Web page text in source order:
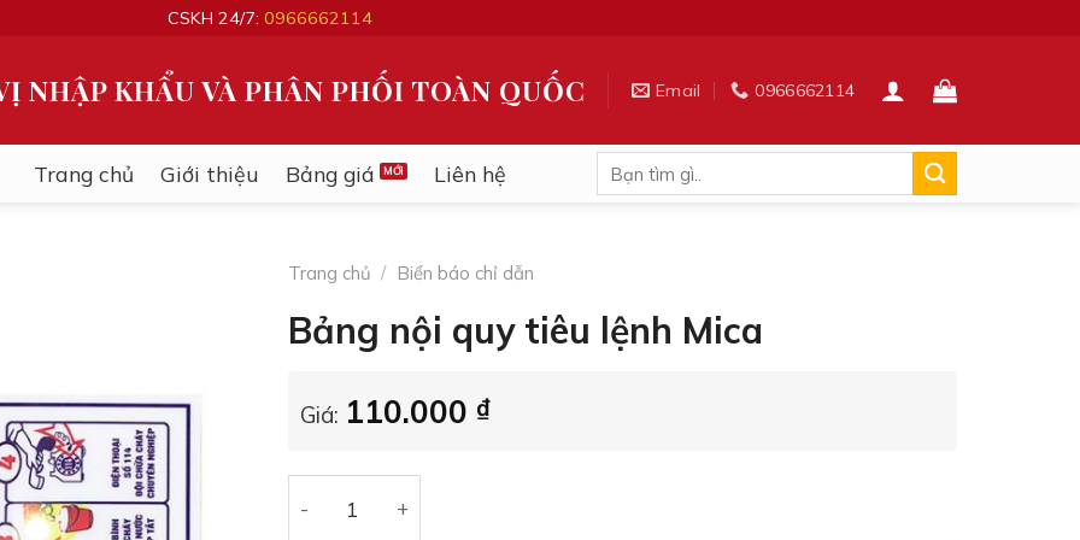
CSKH 24/7: 0966662114
NHẬP KHẨU VÀ PHÂN PHỐI TOÀN QUỐC Email 0966662114
Trang chủ Giới thiệu Bảng giá Liên hệ
Tìm
kiếm:
Trang chủ / Biển báo chỉ dẫn
Bảng nội quy tiêu lệnh Mica
Giá: 110.000 ₫